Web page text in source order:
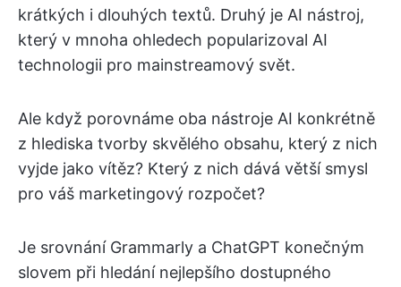
krátkých i dlouhých textů. Druhý je AI nástroj,
který v mnoha ohledech popularizoval AI
technologii pro mainstreamový svět.
Ale když porovnáme oba nástroje AI konkrétně
z hlediska tvorby skvělého obsahu, který z nich
vyjde jako vítěz? Který z nich dává větší smysl
pro váš marketingový rozpočet?
Je srovnání Grammarly a ChatGPT konečným
slovem při hledání nejlepšího dostupného